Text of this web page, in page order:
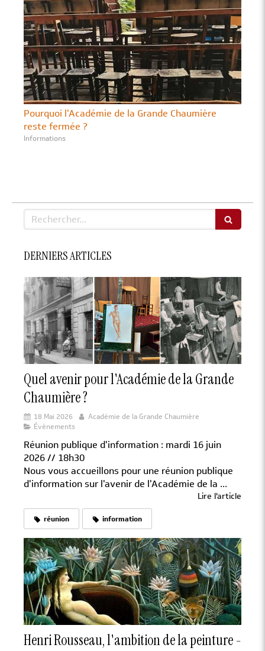
Pourquoi l'Académie de la Grande Chaumière
reste fermée ?
Informations
Rechercher
DERNIERS ARTICLES
Quel avenir pour l'Académie de la Grande
Chaumière ?
18 Mai 2026
Académie de la Grande Chaumière
Évènements
Réunion publique d'information : mardi 16 juin
2026 // 18h30
Nous vous accueillons pour une réunion publique
d'information sur l'avenir de l'Académie de la ...
Lire l'article
réunion information
Henri Rousseau, l'ambition de la peinture -